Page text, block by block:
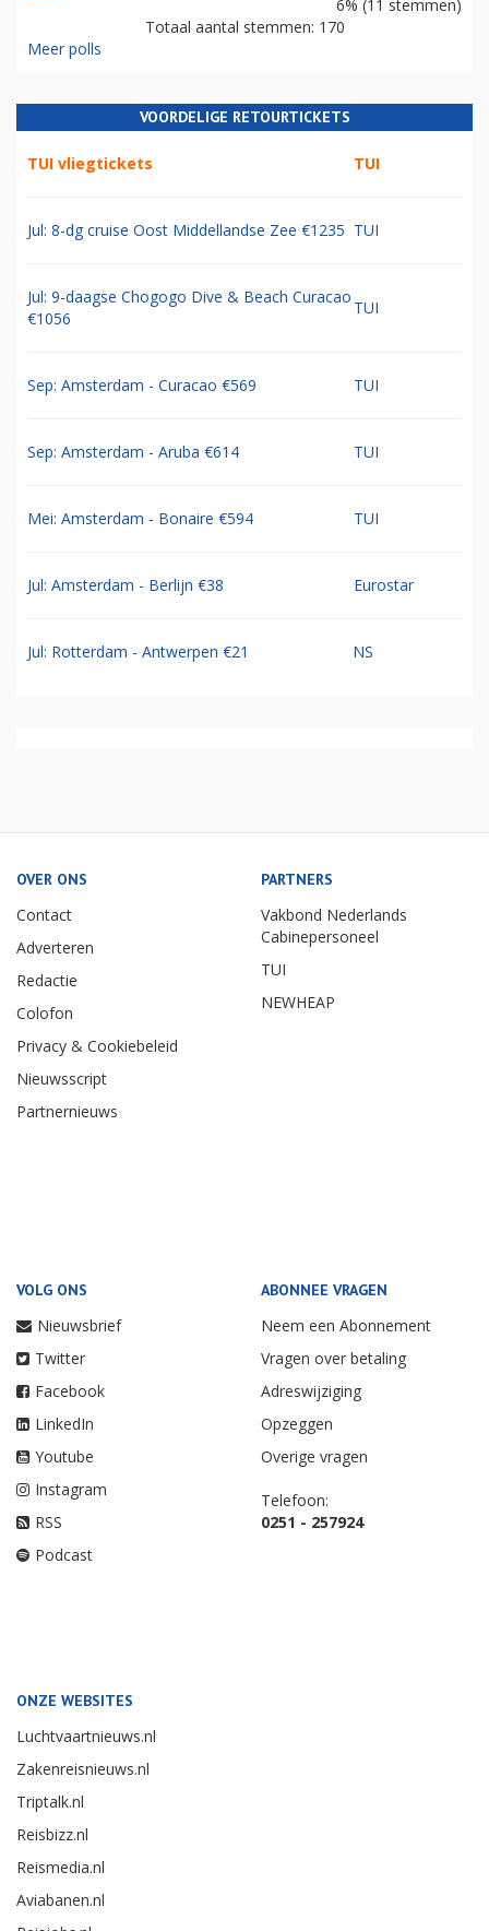
6% (11 stemmen)
Totaal aantal stemmen: 170
Meer polls
VOORDELIGE RETOURTICKETS
TUI vliegtickets TUI
Jul: 8-dg cruise Oost Middellandse Zee €1235 TUI
Jul: 9-daagse Chogogo Dive & Beach Curacao
€1056
TUI
Sep: Amsterdam - Curacao €569 TUI
Sep: Amsterdam - Aruba €614 TUI
Mei: Amsterdam - Bonaire €594 TUI
Jul: Amsterdam - Berlijn €38 Eurostar
Jul: Rotterdam - Antwerpen €21 NS
OVER ONS
Contact
Adverteren
Redactie
Colofon
Privacy & Cookiebeleid
Nieuwsscript
Partnernieuws
PARTNERS
Vakbond Nederlands
Cabinepersoneel
TUI
NEWHEAP
VOLG ONS
Nieuwsbrief
Twitter
Facebook
LinkedIn
Youtube
Instagram
RSS
Podcast
ABONNEE VRAGEN
Neem een Abonnement
Vragen over betaling
Adreswijziging
Opzeggen
Overige vragen
Telefoon:
0251 - 257924
ONZE WEBSITES
Luchtvaartnieuws.nl
Zakenreisnieuws.nl
Triptalk.nl
Reisbizz.nl
Reismedia.nl
Aviabanen.nl